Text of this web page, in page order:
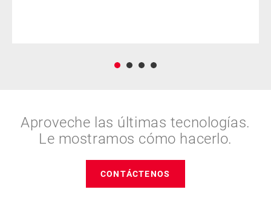
Aproveche las últimas tecnologías.
Le mostramos cómo hacerlo.
CONTÁCTENOS